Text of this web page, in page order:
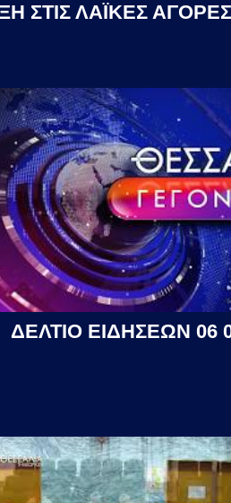
ΣΤΙΣ ΛΑΪΚΕΣ ΑΓΟΡΕΣ
ΔΕΛΤΙΟ ΕΙΔΗΣΕΩΝ 06